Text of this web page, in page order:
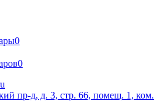
0
0
пр-д, д. 3, cтр. 66, помещ. 1, ком.